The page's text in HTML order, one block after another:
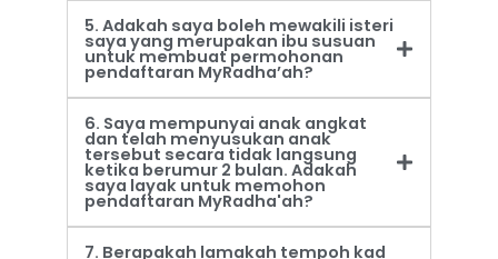
5. Adakah saya boleh mewakili isteri
saya yang merupakan ibu susuan
untuk membuat permohonan
pendaftaran MyRadha’ah?
6. Saya mempunyai anak angkat
dan telah menyusukan anak
tersebut secara tidak langsung
ketika berumur 2 bulan. Adakah
saya layak untuk memohon
pendaftaran MyRadha'ah?
7. Berapakah lamakah tempoh kad